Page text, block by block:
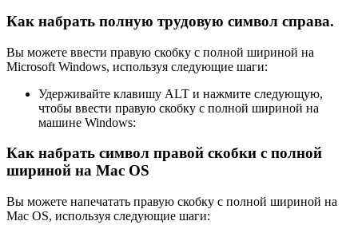
Как набрать полную трудовую символ справа.
Вы можете ввести правую скобку с полной шириной на
Microsoft Windows, используя следующие шаги:
Удерживайте клавишу ALT и нажмите следующую,
чтобы ввести правую скобку с полной шириной на
машине Windows:
Как набрать символ правой скобки с полной
шириной на Mac OS
Вы можете напечатать правую скобку с полной шириной на
Mac OS, используя следующие шаги: